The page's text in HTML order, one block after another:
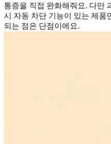
통증을 직접 완화해줘요. 다만
시 자동 차단 기능이 있는 제품
되는 점은 단점이에요.